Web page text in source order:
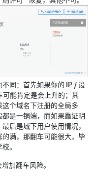
同：首先如果你的 IP / 设
能肯定是会上升的；其
个域名下注册的全局多
是一锅端，而如果靠证明
后是域下用户使用情况，
满，那翻车可能很大，毕
。
加翻车风险。